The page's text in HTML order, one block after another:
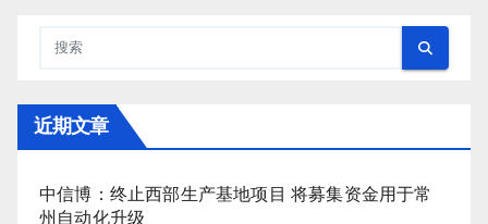
近期文章
中信博：终止西部生产基地项目 将募集资金用于常
州自动化升级